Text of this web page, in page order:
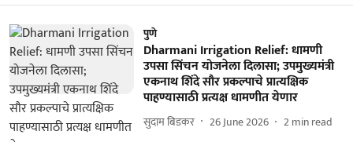
पुणे
Dharmani Irrigation Relief: धामणी
उपसा सिंचन योजनेला दिलासा; उपमुख्यमंत्री
एकनाथ शिंदे सौर प्रकल्पाचे प्रात्यक्षिक
पाहण्यासाठी प्रत्यक्ष धामणीत येणार
सुदाम बिडकर 26 June 2026 2min read